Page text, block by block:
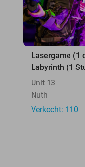
Lasergame (1
Labyrinth (1
Unit 13
Nuth
Verkocht: 110